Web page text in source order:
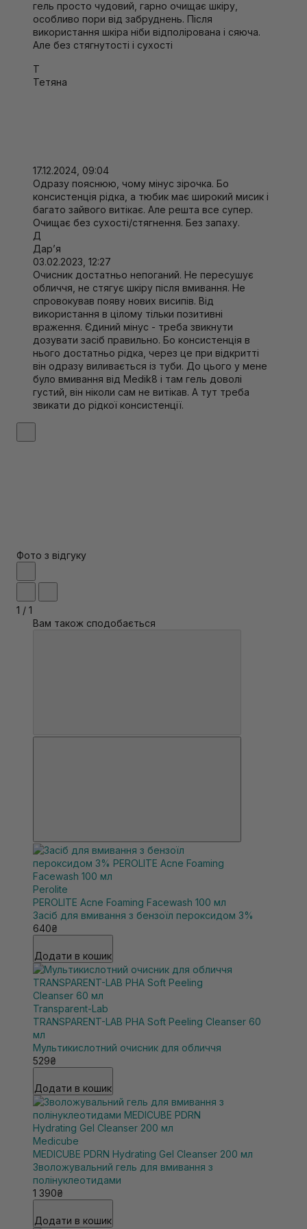
- Рицинова олія.Має протизапальну, антимікробну та
загоювальну дію. Покращує регенерацію клітин, живить
шкіру та вирівнює тон.
Спосіб використання
порцію засобу змішати в долонях з невеликою кількістю
води, утвореною піною ретельно очистити шкіру
гель просто чудовий, гарно очищає шкіру,
особливо пори від забруднень. Після
використання шкіра ніби відполірована і сяюча.
Але без стягнутості і сухості
Т
Тетяна
17.12.2024, 09:04
Одразу пояснюю, чому мінус зірочка. Бо
консистенція рідка, а тюбик має широкий мисик і
багато зайвого витікає. Але решта все супер.
Очищає без сухості/стягнення. Без запаху.
Д
Дарʼя
03.02.2023, 12:27
Очисник достатньо непоганий. Не пересушує
обличчя, не стягує шкіру після вмивання. Не
cпровокував появу нових висипів. Від
використання в цілому тільки позитивні
враження. Єдиний мінус - треба звикнути
дозувати засіб правильно. Бо консистенція в
нього достатньо рідка, через це при відкритті
він одразу виливається із туби. До цього у мене
було вмивання від Medik8 і там гель доволі
густий, він ніколи сам не витікав. А тут треба
звикати до рідкої консистенції.
Фото з відгуку
1 / 1
Вам також сподобається
Perolite
PEROLITE Acne Foaming Facewash 100 мл
Засіб для вмивання з бензоїл пероксидом 3%
640₴
Додати в кошик
Transparent-Lab
TRANSPARENT-LAB PHA Soft Peeling Cleanser 60
мл
Мультикислотний очисник для обличчя
529₴
Додати в кошик
Medicube
MEDICUBE PDRN Hydrating Gel Cleanser 200 мл
Зволожувальний гель для вмивання з
полінуклеотидами
1 390₴
Додати в кошик